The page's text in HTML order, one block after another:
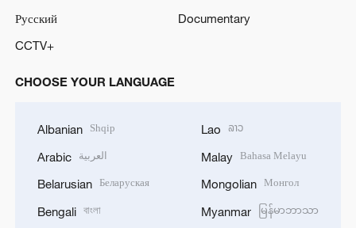
Русский
Documentary
CCTV+
CHOOSE YOUR LANGUAGE
Albanian Shqip
Arabic العربية
Belarusian Беларуская
Bengali বাংলা
Lao ລາວ
Malay Bahasa Melayu
Mongolian Монгол
Myanmar မြန်မာဘာသာ